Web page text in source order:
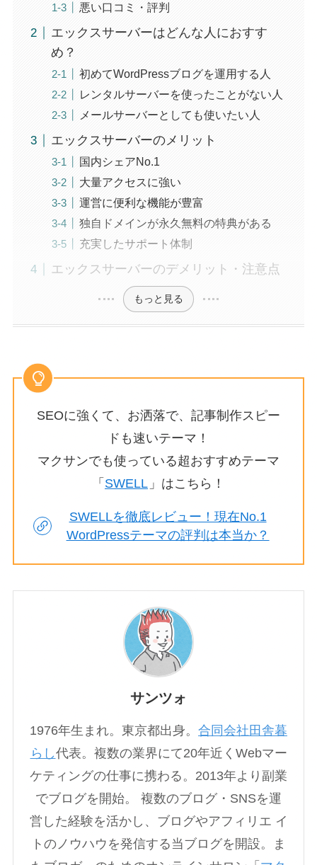
悪い口コミ・評判
エックスサーバーはどんな人におすす
め？
初めてWordPressブログを運用する人
レンタルサーバーを使ったことがない人
メールサーバーとしても使いたい人
エックスサーバーのメリット
国内シェアNo.1
大量アクセスに強い
運営に便利な機能が豊富
独自ドメインが永久無料の特典がある
充実したサポート体制
エックスサーバーのデメリット・注意点
もっと見る
SEOに強くて、お洒落で、記事制作スピー
ドも速いテーマ！
マクサンでも使っている超おすすめテーマ
「 SWELL 」はこちら！
SWELLを徹底レビュー！現在No.1
WordPressテーマの評判は本当か？
サンツォ
1976年生まれ。東京都出身。 合同会社田舎暮
らし代表。複数の業界にて20年近くWebマー
ケティングの仕事に携わる。2013年より副業
でブログを開始。 複数のブログ・SNSを運
営した経験を活かし、ブログやアフィリエ イ
トのノウハウを発信する当ブログを開設。ま